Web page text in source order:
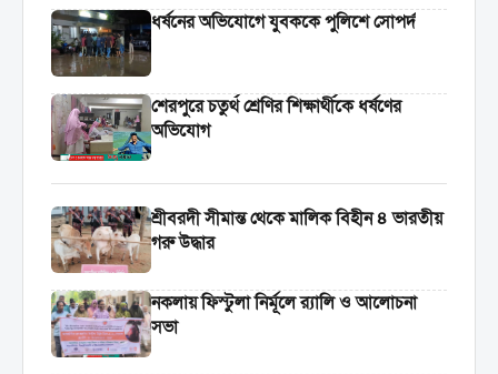
ধর্ষনের অভিযোগে যুবককে পুলিশে সোপর্দ
শেরপুরে চতুর্থ শ্রেণির শিক্ষার্থীকে ধর্ষণের
অভিযোগ
শ্রীবরদী সীমান্ত থেকে মালিক বিহীন ৪ ভারতীয়
গরু উদ্ধার
নকলায় ফিস্টুলা নির্মূলে র‍্যালি ও আলোচনা
সভা